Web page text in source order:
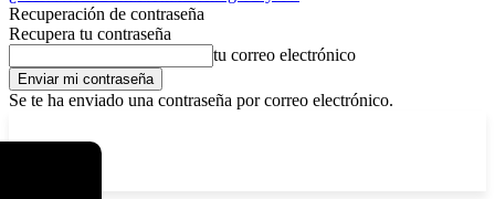
Recuperación de contraseña
Recupera tu contraseña
tu correo electrónico
Se te ha enviado una contraseña por correo electrónico.